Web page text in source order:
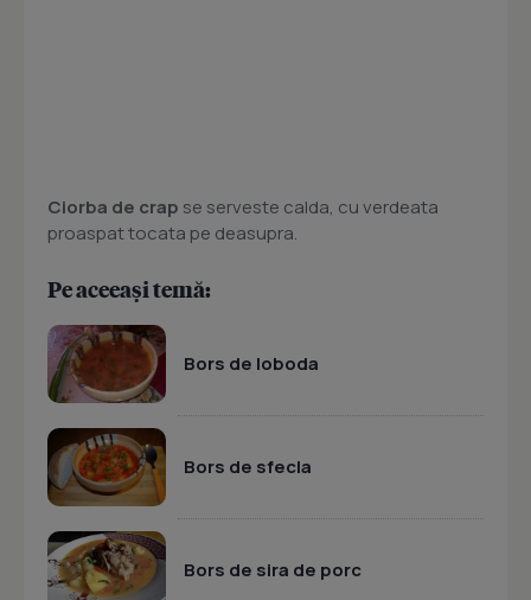
Ciorba de crap se serveste calda, cu verdeata
proaspat tocata pe deasupra.
Pe aceeași temă:
Bors de loboda
Bors de sfecla
Bors de sira de porc